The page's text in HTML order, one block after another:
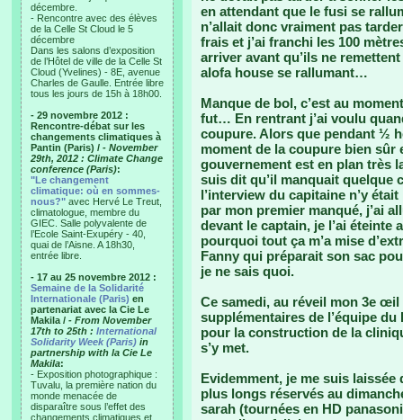
décembre.
- Rencontre avec des élèves
de la Celle St Cloud le 5
décembre
Dans les salons d’exposition
de l’Hôtel de ville de la Celle St
Cloud (Yvelines) - 8E, avenue
Charles de Gaulle. Entrée libre
tous les jours de 15h à 18h00.
- 29 novembre 2012 :
Rencontre-débat sur les
changements climatiques à
Pantin (Paris) / - November
29th, 2012 : Climate Change
conference (Paris):
"Le changement
climatique: où en sommes-
nous?" avec Hervé Le Treut,
climatologue, membre du
GIEC. Salle polyvalente de
l’Ecole Saint-Exupéry - 40,
quai de l’Aisne. A 18h30,
entrée libre.
- 17 au 25 novembre 2012 :
Semaine de la Solidarité
Internationale (Paris) en
partenariat avec la Cie Le
Makila / - From November
17th to 25th : International
Solidarity Week (Paris) in
partnership with la Cie Le
Makila:
- Exposition photographique :
Tuvalu, la première nation du
monde menacée de
disparaître sous l’effet des
changements climatiques et
en attendant que le fusi se
n’allait donc vraiment pas
frais et j’ai franchi les 100
arriver avant qu’ils ne
alofa house se rallumant…
Manque de bol, c’est au
fut… En rentrant j’ai voulu
coupure. Alors que pendant ½
moment de la coupure bien sûr
gouvernement est en plan très
suis dit qu’il manquait quelque
l’interview du capitaine n’y
par mon premier manqué, j’ai
devant le captain, je l’ai éteinte
pourquoi tout ça m’a mise
Fanny qui préparait son sac
je ne sais quoi.
Ce samedi, au réveil mon 3e
supplémentaires de l’équipe
pour la construction de la
s’y met.
Evidemment, je me suis
plus longs réservés au
sarah (tournées en HD